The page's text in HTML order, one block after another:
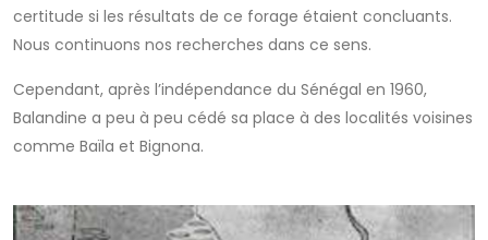
certitude si les résultats de ce forage étaient concluants.
Nous continuons nos recherches dans ce sens.
Cependant, après l’indépendance du Sénégal en 1960,
Balandine a peu à peu cédé sa place à des localités voisines
comme Baïla et Bignona.